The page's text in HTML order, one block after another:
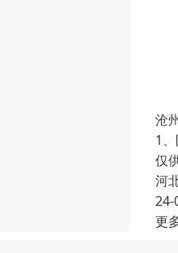
沧
1
仅
河
24-
更